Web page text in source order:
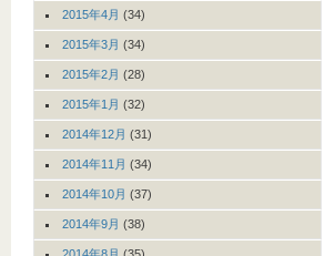
2015年4月 (34)
2015年3月 (34)
2015年2月 (28)
2015年1月 (32)
2014年12月 (31)
2014年11月 (34)
2014年10月 (37)
2014年9月 (38)